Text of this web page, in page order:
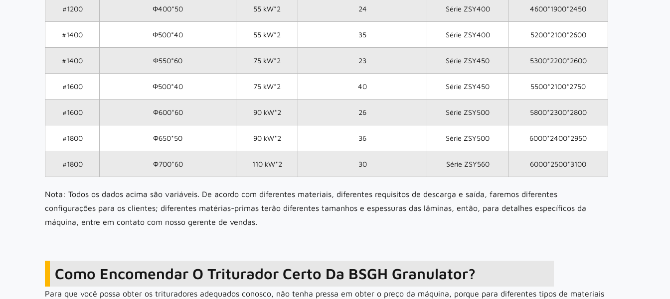
#1200 Φ400*50 55 kW*2 24 Série ZSY400 4600*1900*2450
#1400 Φ500*40 55 kW*2 35 Série ZSY400 5200*2100*2600
#1400 Φ550*60 75 kW*2 23 Série ZSY450 5300*2200*2600
#1600 Φ500*40 75 kW*2 40 Série ZSY450 5500*2100*2750
#1600 Φ600*60 90 kW*2 26 Série ZSY500 5800*2300*2800
#1800 Φ650*50 90 kW*2 36 Série ZSY500 6000*2400*2950
#1800 Φ700*60 110 kW*2 30 Série ZSY560 6000*2500*3100
Nota: Todos os dados acima são variáveis. De acordo com diferentes materiais, diferentes requisitos de descarga e saída, faremos diferentes
configurações para os clientes; diferentes matérias-primas terão diferentes tamanhos e espessuras das lâminas, então, para detalhes específicos da
máquina, entre em contato com nosso gerente de vendas.
Como Encomendar O Triturador Certo Da BSGH Granulator?
Para que você possa obter os trituradores adequados conosco, não tenha pressa em obter o preço da máquina, porque para diferentes tipos de materiais